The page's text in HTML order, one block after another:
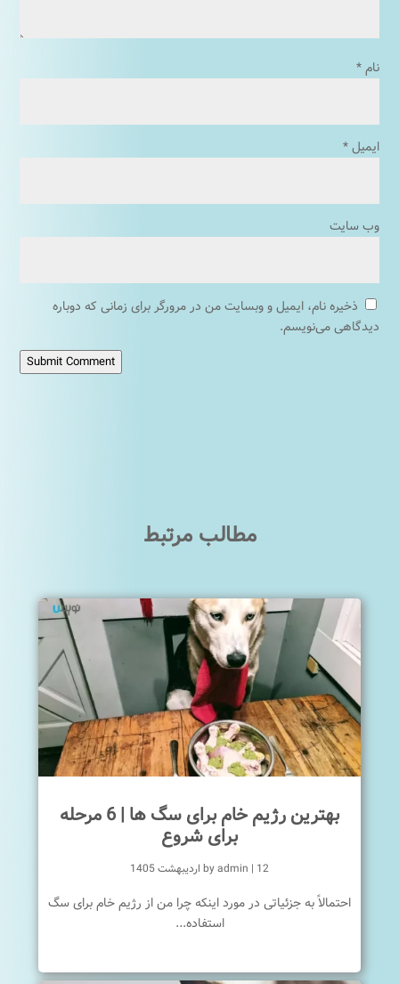
نام*
ایمیل*
وب‌ سایت
ذخیره نام، ایمیل و وبسایت من در مرورگر برای زمانی که دوباره
دیدگاهی می‌نویسم.
Submit Comment
مطالب مرتبط
بهترین رژیم خام برای سگ ها | 6 مرحله
برای شروع
byadmin | 12 اردیبهشت 1405
احتمالاً به جزئیاتی در مورد اینکه چرا من از رژیم خام برای سگ
استفاده...